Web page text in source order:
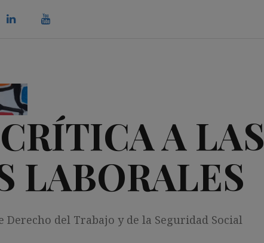
A LAS
LABORALES
del Trabajo y de la Seguridad Social